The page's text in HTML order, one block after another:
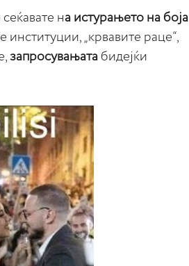
на истурањето на боја
„крвавите раце“,
запросувањата бидејќи